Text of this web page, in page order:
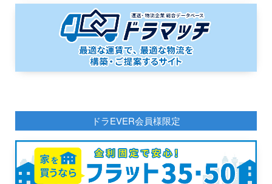
ドラEVER会員様限定